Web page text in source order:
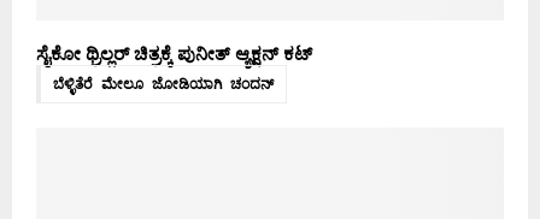
ಸೈಕೋ ಥ್ರಿಲ್ಲರ್ ಚಿತ್ರಕ್ಕೆ ಪುನೀತ್ ಆ್ಯಕ್ಷನ್ ಕಟ್
ಬೆಳ್ಳಿತೆರೆ ಮೇಲೂ ಜೋಡಿಯಾಗಿ ಚಂದನ್